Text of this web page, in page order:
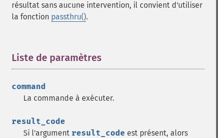
résultat sans aucune intervention, il convient d'utiliser
la fonction passthru().
Liste de paramètres
command
La commande à exécuter.
result_code
Si l'argument result_code est présent, alors